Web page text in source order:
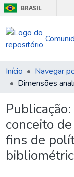
BRASIL
Início
Publicação:
conceito
fins de